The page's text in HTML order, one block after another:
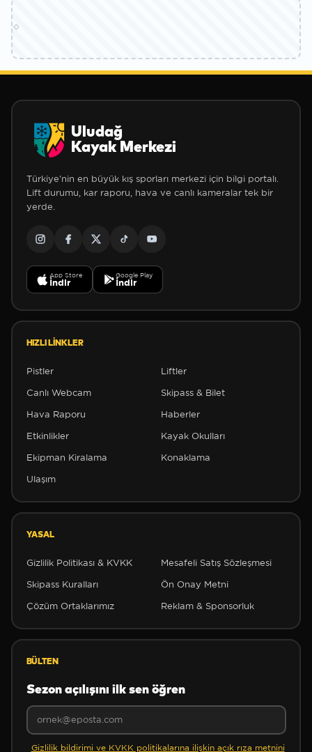
Uludağ
Kayak Merkezi
Türkiye'nin en büyük kış sporları merkezi için bilgi portalı.
Lift durumu, kar raporu, hava ve canlı kameralar tek bir
yerde.
App Store
İndir
Google Play
İndir
HIZLI LINKLER
Pistler Liftler
Canlı Webcam Skipass & Bilet
Hava Raporu Haberler
Etkinlikler Kayak Okulları
Ekipman Kiralama Konaklama
Ulaşım
YASAL
Gizlilik Politikası & KVKK Mesafeli Satış Sözleşmesi
Skipass Kuralları Ön Onay Metni
Çözüm Ortaklarımız Reklam & Sponsorluk
BÜLTEN
Sezon açılışını ilk sen öğren
Gizlilik bildirimi ve KVKK politikalarına ilişkin açık rıza metnini